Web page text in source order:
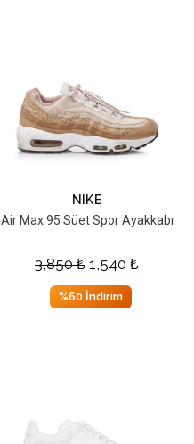
NIKE
Air Max 95 Süet Spor Ayakkabı
3,850₺ 1,540 ₺
%60 İndirim